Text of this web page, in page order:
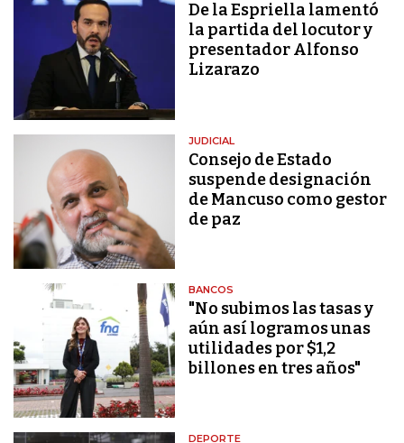
De la Espriella lamentó
la partida del locutor y
presentador Alfonso
Lizarazo
JUDICIAL
Consejo de Estado
suspende designación
de Mancuso como gestor
de paz
BANCOS
"No subimos las tasas y
aún así logramos unas
utilidades por $1,2
billones en tres años"
DEPORTE